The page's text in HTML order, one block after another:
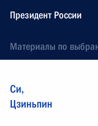
Президент России
Материалы по
Си,
Цзиньпин